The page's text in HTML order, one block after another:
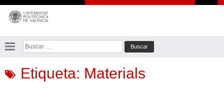
Saltar
contenido
Buscar:
Etiqueta: Materials